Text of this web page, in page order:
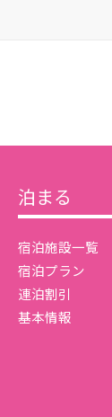
泊まる
宿泊施設一覧
宿泊プラン
連泊割引
基本情報